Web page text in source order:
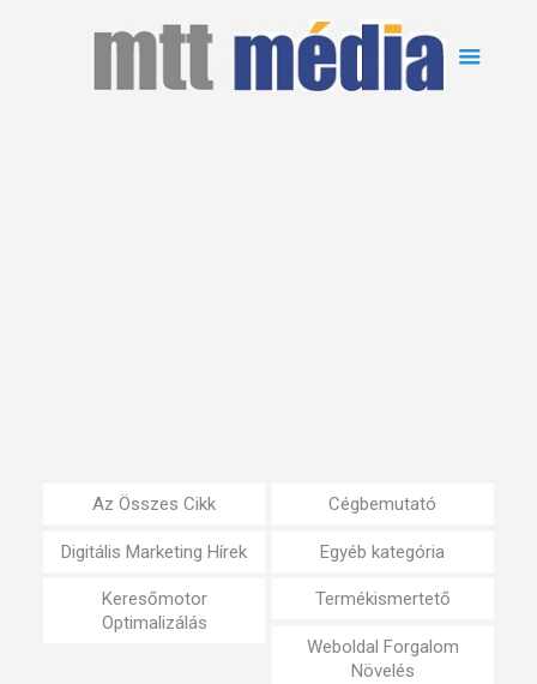
Az Összes Cikk Cégbemutató
Digitális Marketing Hírek Egyéb kategória
Keresőmotor
Optimalizálás
Termékismertető
Weboldal Forgalom
Növelés